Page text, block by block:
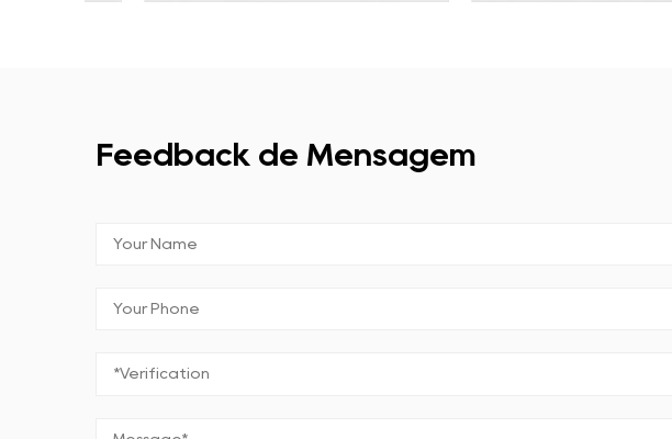
Feedback de Mensagem